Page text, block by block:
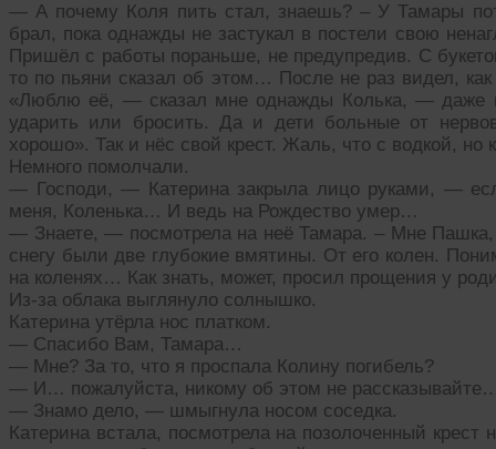
— А почему Коля пить стал, знаешь? – У Тамары
брал, пока однажды не застукал в постели свою
Пришёл с работы пораньше, не предупредив. С
то по пьяни сказал об этом… После не раз видел,
«Люблю её, — сказал мне однажды Колька, — даже
ударить или бросить. Да и дети больные от
хорошо». Так и нёс свой крест. Жаль, что с водкой, но
Немного помолчали.
— Господи, — Катерина закрыла лицо руками, —
меня, Коленька… И ведь на Рождество умер…
— Знаете, — посмотрела на неё Тамара. – Мне Пашка,
снегу были две глубокие вмятины. От его колен.
на коленях… Как знать, может, просил прощения у
Из-за облака выглянуло солнышко.
Катерина утёрла нос платком.
— Спасибо Вам, Тамара…
— Мне? За то, что я проспала Колину погибель?
— И… пожалуйста, никому об этом не
— Знамо дело, — шмыгнула носом соседка.
Катерина встала, посмотрела на позолоченный